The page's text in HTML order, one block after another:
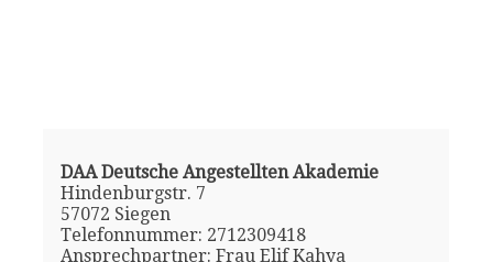
DAA Deutsche Angestellten Akademie
Hindenburgstr. 7
57072 Siegen
Telefonnummer: 2712309418
Ansprechpartner: Frau Elif Kahya